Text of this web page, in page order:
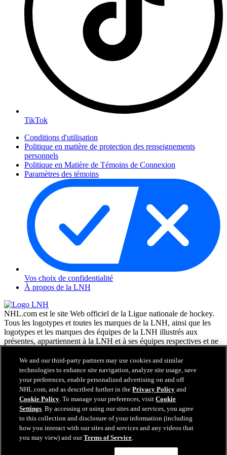
TikTok
Conditions d'utilisation
Politique en matière de protection des renseignements
personnels
Politique en Matière de Témoins de Connexion
Paramètres des témoins
Vos choix de confidentialité
À propos de la LNH
NHL.com est le site Web officiel de la Ligue nationale de hockey.
Tous les logotypes et toutes les marques de la LNH, ainsi que les
logotypes et les marques des équipes de la LNH illustrés aux
présentes, appartiennent à la LNH et à ses équipes respectives et ne
Enterprises, L.P. © LNH 2026. Tous droits réservés. Tous les
chandails d'équipe de la LNH personnalisés avec les noms des
joueurs de la LNH et leurs numéros sont officiellement sous license
de la LNH et de l'AJLNH. Le mot servant de marque Zamboni et la
configuration de la surfaceuse Zamboni sont des marques de
commerce déposées de Frank J. Zamboni & Co., Inc. © Frank J.
Zamboni & Co., Inc. 2026. Tous droits réservés. Toute autre marque
déposée ou tout droit d'auteur d'une tierce partie sont la propriété de
leurs auteurs respectifs. Tous droits réservés.
We and our third-party partners may use cookies and similar
technologies to enhance site navigation, analyze site usage, save
your preferences, enable personalized advertising on and off
NHL.com, and as described further in thePrivacy Policy and
Cookie Policy. To manage your preferences, visitCookie
Settings. By accessing or using our sites and services, you agree
to this collection and disclosure of your information (including
how you interact with our sites and services and any videos that
you may view) and ourTerms of Service.